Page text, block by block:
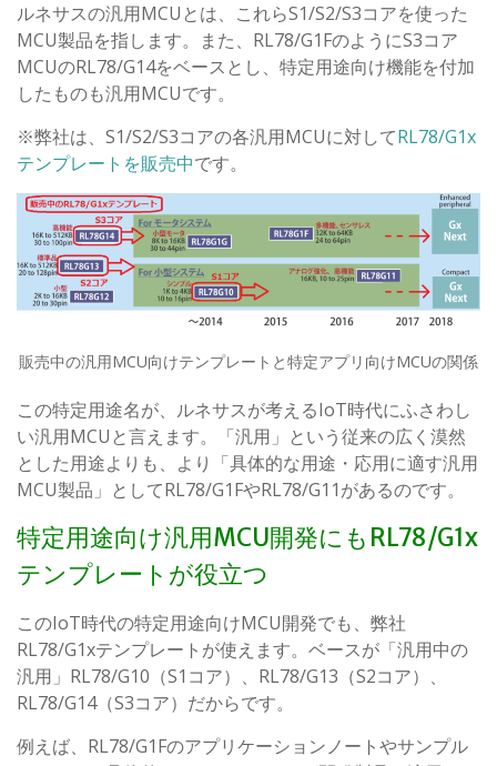
ルネサスの汎用MCUとは、これらS1/S2/S3コアを使った
MCU製品を指します。また、RL78/G1FのようにS3コア
MCUのRL78/G14をベースとし、特定用途向け機能を付加
したものも汎用MCUです。
※弊社は、S1/S2/S3コアの各汎用MCUに対してRL78/G1x
テンプレートを販売中です。
販売中の汎用MCU向けテンプレートと特定アプリ向けMCUの関係
この特定用途名が、ルネサスが考えるIoT時代にふさわし
い汎用MCUと言えます。「汎用」という従来の広く漠然
とした用途よりも、より「具体的な用途・応用に適す汎用
MCU製品」としてRL78/G1FやRL78/G11があるのです。
特定用途向け汎用MCU開発にもRL78/G1x
テンプレートが役立つ
このIoT時代の特定用途向けMCU開発でも、弊社
RL78/G1xテンプレートが使えます。ベースが「汎用中の
汎用」RL78/G10（S1コア）、RL78/G13（S2コア）、
RL78/G14（S3コア）だからです。
例えば、RL78/G1Fのアプリケーションノートやサンプル